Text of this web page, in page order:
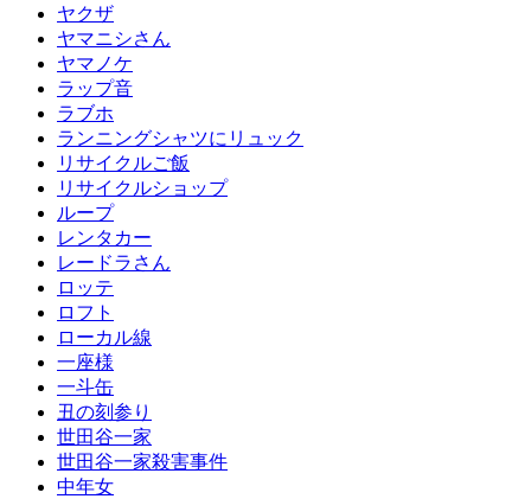
ヤクザ
ヤマニシさん
ヤマノケ
ラップ音
ラブホ
ランニングシャツにリュック
リサイクルご飯
リサイクルショップ
ループ
レンタカー
レードラさん
ロッテ
ロフト
ローカル線
一座様
一斗缶
丑の刻参り
世田谷一家
世田谷一家殺害事件
中年女